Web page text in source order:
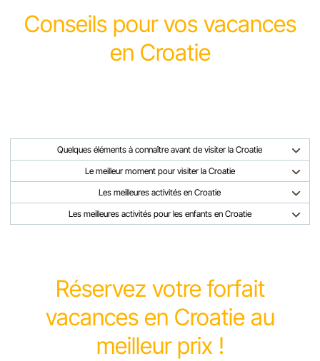
Conseils pour vos vacances
en Croatie
Quelques éléments à connaître avant de visiter la Croatie
Le meilleur moment pour visiter la Croatie
Les meilleures activités en Croatie
Les meilleures activités pour les enfants en Croatie
Réservez votre forfait
vacances en Croatie au
meilleur prix !